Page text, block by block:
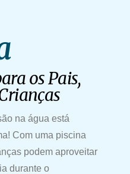
os Pais,
na água está
Com uma piscina
podem aproveitar
durante o